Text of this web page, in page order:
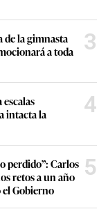
de la gimnasta
a toda
3
intacta la
4
perdido”: Carlos
retos a un año
el Gobierno
5